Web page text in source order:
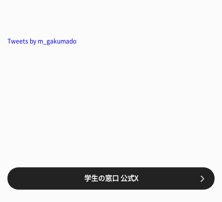
Tweets by m_gakumado
学生の窓口 公式X